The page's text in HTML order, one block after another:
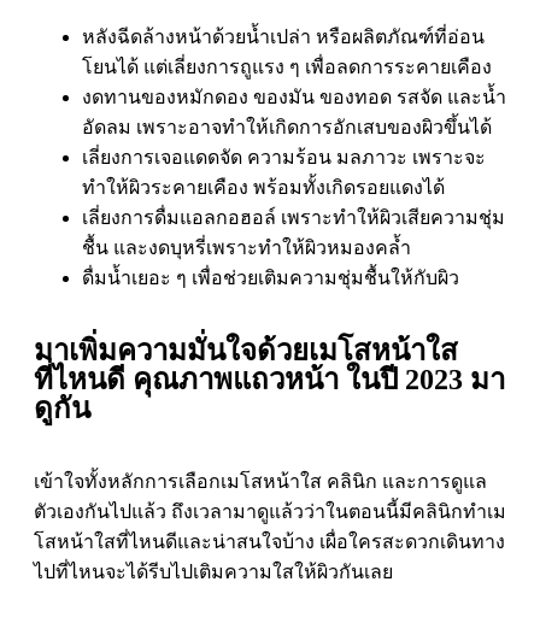
หลังฉีดล้างหน้าด้วยน้ำเปล่า หรือผลิตภัณฑ์ที่อ่อน
โยนได้ แต่เลี่ยงการถูแรง ๆ เพื่อลดการระคายเคือง
งดทานของหมักดอง ของมัน ของทอด รสจัด และน้ำ
อัดลม เพราะอาจทำให้เกิดการอักเสบของผิวขึ้นได้
เลี่ยงการเจอแดดจัด ความร้อน มลภาวะ เพราะจะ
ทำให้ผิวระคายเคือง พร้อมทั้งเกิดรอยแดงได้
เลี่ยงการดื่มแอลกอฮอล์ เพราะทำให้ผิวเสียความชุ่ม
ชื้น และงดบุหรี่เพราะทำให้ผิวหมองคล้ำ
ดื่มน้ำเยอะ ๆ เพื่อช่วยเติมความชุ่มชื้นให้กับผิว
มาเพิ่มความมั่นใจด้วยเมโสหน้าใส
ที่ไหนดี คุณภาพแถวหน้า ในปี 2023 มา
ดูกัน
เข้าใจทั้งหลักการเลือกเมโสหน้าใส คลินิก และการดูแล
ตัวเองกันไปแล้ว ถึงเวลามาดูแล้วว่าในตอนนี้มีคลินิกทำเม
โสหน้าใสที่ไหนดีและน่าสนใจบ้าง เผื่อใครสะดวกเดินทาง
ไปที่ไหนจะได้รีบไปเติมความใสให้ผิวกันเลย